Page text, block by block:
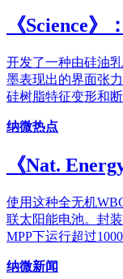
《Science
开发了一种由硅油
墨表现出的界面张
硅树脂特征变形和断
纳微热点
《Nat.
使用这种全无机
联太阳能电池。封
MPP下运行超过
纳微新闻